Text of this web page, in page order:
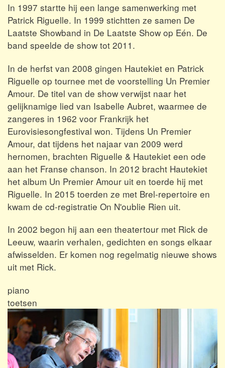
In 1997 startte hij een lange samenwerking met
Patrick Riguelle. In 1999 stichtten ze samen De
Laatste Showband in De Laatste Show op Eén. De
band speelde de show tot 2011.
In de herfst van 2008 gingen Hautekiet en Patrick
Riguelle op tournee met de voorstelling Un Premier
Amour. De titel van de show verwijst naar het
gelijknamige lied van Isabelle Aubret, waarmee de
zangeres in 1962 voor Frankrijk het
Eurovisiesongfestival won. Tijdens Un Premier
Amour, dat tijdens het najaar van 2009 werd
hernomen, brachten Riguelle & Hautekiet een ode
aan het Franse chanson. In 2012 bracht Hautekiet
het album Un Premier Amour uit en toerde hij met
Riguelle. In 2015 toerden ze met Brel-repertoire en
kwam de cd-registratie On N'oublie Rien uit.
In 2002 begon hij aan een theatertour met Rick de
Leeuw, waarin verhalen, gedichten en songs elkaar
afwisselden. Er komen nog regelmatig nieuwe shows
uit met Rick.
piano
toetsen